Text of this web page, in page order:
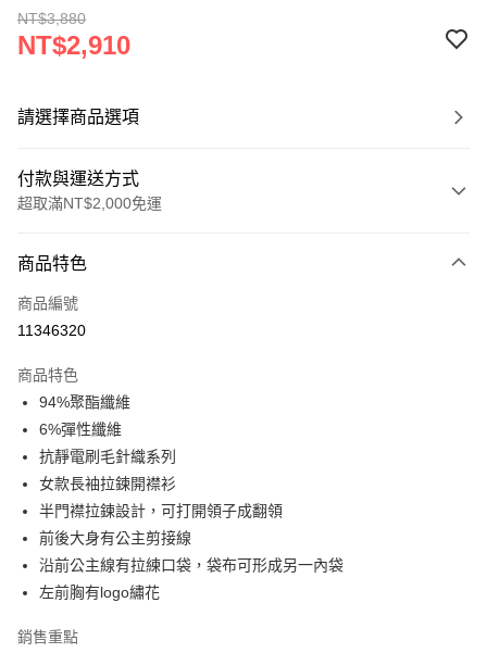
NT$3,880
NT$2,910
請選擇商品選項
付款與運送方式
超取滿NT$2,000免運
信用卡一次付款
信用卡分期付款
合作金庫商業銀行
華南商業銀行
上海商業儲蓄銀行
國泰世華商業銀行
臺灣中小企業銀行
匯豐（台灣）商業銀行
華泰商業銀行
聯邦商業銀行
遠東國際商業銀行
元大商業銀行
玉山商業銀行
星展（台灣）商業銀行
台新國際商業銀行
超商取貨付款
LINE Pay
Apple Pay
街口支付
AFTEE先享後付
【關於「AFTEE先享後付」】
商品特色
商品編號
11346320
商品特色
94%聚酯纖維
6%彈性纖維
抗靜電刷毛針織系列
女款長袖拉鍊開襟衫
半門襟拉鍊設計，可打開領子成翻領
前後大身有公主剪接線
沿前公主線有拉練口袋，袋布可形成另一內袋
左前胸有logo繡花
銷售重點